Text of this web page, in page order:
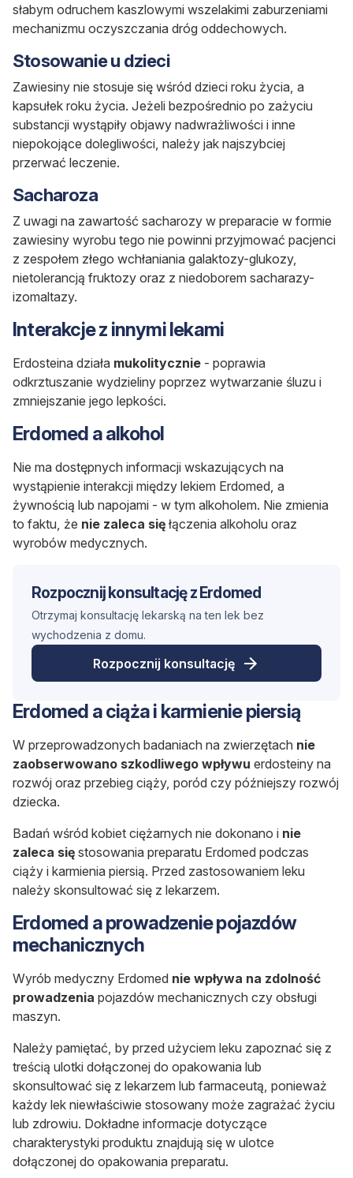
słabym odruchem kaszlowymi wszelakimi zaburzeniami
mechanizmu oczyszczania dróg oddechowych.
Stosowanie u dzieci
Zawiesiny nie stosuje się wśród dzieci roku życia, a
kapsułek roku życia. Jeżeli bezpośrednio po zażyciu
substancji wystąpiły objawy nadwrażliwości i inne
niepokojące dolegliwości, należy jak najszybciej
przerwać leczenie.
Sacharoza
Z uwagi na zawartość sacharozy w preparacie w formie
zawiesiny wyrobu tego nie powinni przyjmować pacjenci
z zespołem złego wchłaniania galaktozy-glukozy,
nietolerancją fruktozy oraz z niedoborem sacharazy-
izomaltazy.
Interakcje z innymi lekami
Erdosteina działa mukolitycznie - poprawia
odkrztuszanie wydzieliny poprzez wytwarzanie śluzu i
zmniejszanie jego lepkości.
Erdomed a alkohol
Nie ma dostępnych informacji wskazujących na
wystąpienie interakcji między lekiem Erdomed, a
żywnością lub napojami - w tym alkoholem. Nie zmienia
to faktu, że nie zaleca się łączenia alkoholu oraz
wyrobów medycznych.
Rozpocznij konsultację z Erdomed
Otrzymaj konsultację lekarską na ten lek bez
wychodzenia z domu.
Rozpocznij konsultację
Erdomed a ciąża i karmienie piersią
W przeprowadzonych badaniach na zwierzętach nie
zaobserwowano szkodliwego wpływu erdosteiny na
rozwój oraz przebieg ciąży, poród czy późniejszy rozwój
dziecka.
Badań wśród kobiet ciężarnych nie dokonano i nie
zaleca się stosowania preparatu Erdomed podczas
ciąży i karmienia piersią. Przed zastosowaniem leku
należy skonsultować się z lekarzem.
Erdomed a prowadzenie pojazdów
mechanicznych
Wyrób medyczny Erdomed nie wpływa na zdolność
prowadzenia pojazdów mechanicznych czy obsługi
maszyn.
Należy pamiętać, by przed użyciem leku zapoznać się z
treścią ulotki dołączonej do opakowania lub
skonsultować się z lekarzem lub farmaceutą, ponieważ
każdy lek niewłaściwie stosowany może zagrażać życiu
lub zdrowiu. Dokładne informacje dotyczące
charakterystyki produktu znajdują się w ulotce
dołączonej do opakowania preparatu.